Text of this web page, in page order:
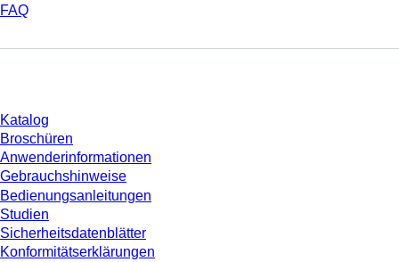
FAQ
Katalog
Broschüren
Anwenderinformationen
Gebrauchshinweise
Bedienungsanleitungen
Studien
Sicherheitsdatenblätter
Konformitätserklärungen